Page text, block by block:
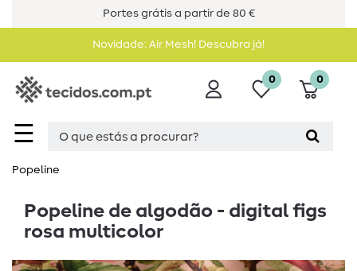
Portes grátis a partir de 80 €
Novidade: Air Mesh! Descubra já!
☰
0 0
Popeline
Popeline de algodão - digital figs
rosa multicolor